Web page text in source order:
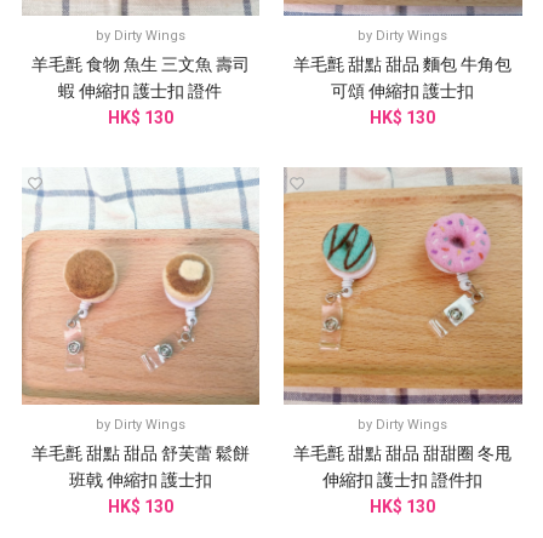
by Dirty Wings
羊毛氈 食物 魚生 三文魚 壽司
蝦 伸縮扣 護士扣 證件
HK$ 130
by Dirty Wings
羊毛氈 甜點 甜品 麵包 牛角包
可頌 伸縮扣 護士扣
HK$ 130
by Dirty Wings
羊毛氈 甜點 甜品 舒芙蕾 鬆餅
班戟 伸縮扣 護士扣
HK$ 130
by Dirty Wings
羊毛氈 甜點 甜品 甜甜圈 冬甩
伸縮扣 護士扣 證件扣
HK$ 130